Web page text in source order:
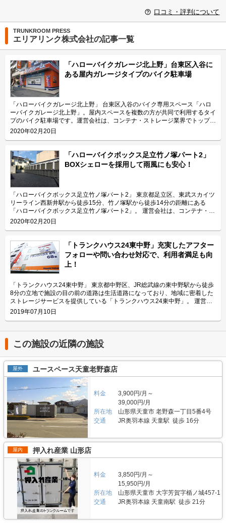
口コミ・評判について
TRUNKROOM PRESS
エリアリンク株式会社の記事一覧
「ハローバイクガレージ北上野」台東区入谷に
ある屋内ガレージタイプのバイク駐車場
「ハローバイクガレージ北上野」 台東区入谷のバイク専用スペース「ハロ
ーバイクガレージ北上野」。屋内スペースを複数の方が共同で利用するタイ
プのバイク駐車場です。運営会社は、コンテナ・ストレージ業界でトップレ
ベルのシェアを誇り、東証マザーズにも上場しているエリアリンク株式会
社。 今回は、エリアリンク株式会社が運営している「ハローバイクガレー
ージ北上野」の特長を教えてください。 東京メトロ日比谷線の入谷駅から
徒歩4分、JR山手線の鶯谷駅から徒歩10分の場所に位置する「ハローバイク
ガレージ北上野」。駅近なバイク駐車スペースであり、24時間365日ご利用
頂けます。広さ2.25帖・幅130cm・奥行き270cmのスペースをご用意して
おり、大型バイクの駐車にも対応可能です。また、屋内型トランクルーム
「ハローストレージ北上野」と隣接していてパーツやメンテナンス用品の収
納にご利用頂けます。ツーリングにお出掛する際にも大変便利です。 主に
どんな方がご利用されているのでしょうか？ 主に入谷駅周辺エリアを中心
とした近隣エリアの方々にご利用頂いています。「ハローバイクガレージ北
上野」は鶯谷や上野、稲荷町、田原町などからもアクセス良好なバイク専用
施設なので、近隣エリアのライダーから人気があります。大きめの駐車スペ
ースのため、アメリカンクルーザー、レーサー・スポーツタイプ、ビッグス
クーターなど、高級車や大型車の保管にもご利用頂いております。 セキュ
リティや安全面について教えてください。 「ハローバイクガレージ北上
野」は屋内タイプで雨風を防ぐことができ、また、電動シャッターや防犯カ
メラなどを設置しているためセキュリテイ面もしっかりしているので、盗難
やイタズラから愛車を守りたい、大切なバイクを雨風で汚したくない方にお
すすめです。 費用や契約について教えてください。 月額17,400円（税込）
の価格でバイク1台を駐車できます。施設の詳細な仕様については事前内覧
をおすすめ致します。ご契約の前に駐車スペースや立地など確認頂けます。
契約時はバイクのメーカー・車種・ナンバーを確認していますが、これから
バイクを購入する方はお問い合わせの際にお知らせください。時期によって
は使用料や事務手数料がお得になるキャンペーンも実施していますので、
LIFULLトランクルームのメール又は電話にてお問い合わせください。 編集
後記 「ハローバイクガレージ北上野」は駅から近くて万全なセキュリティ
はお早めにお問い合わせした方が良さそうだ。 運営会社は東証マザーズ上
場企業でもあるエリアリンク株式会社。2016年頃、西東京エリアで試験的
にはじめた駐車場タイプのバイクパーキングは当初ここまでの拡大を予想し
ていなかったとのことだが、順調に拡大を続け、現在、都内を中心に1,000
台分ほどスペースを管理している（2020年1月現在）。その運営ノウハウが
ある「ハローバイクガレージ北上野」は、誰もが安心して利用できる施設な
ので、愛車を守りたい近隣エリアの方は要チェックなスポットではないかと
思った。
2020年02月20日
「ハローバイクボックス足立竹ノ塚パート2」
BOXシェローを採用して雨風にも安心！
「ハローバイクボックス足立竹ノ塚パート2」 東京都足立区、東武スカイツ
リーライン西新井駅から徒歩15分、竹ノ塚駅から徒歩14分の距離にある
「ハローバイクボックス足立竹ノ塚パート2」。 運営会社は、コンテナ・ス
トレージ業界でトップレベルのシェアを誇り、東証マザーズにも上場してい
るエリアリンク株式会社です。 今回は、エリアリンク株式会社が運営して
ご紹介致します。 「ハローバイクボックス足立竹ノ塚パート2」の特長を教
えてください。 ボックスタイプの「ハローバイクボックス足立竹ノ塚パー
ト2」は、国道4号線から車でアクセスしやすい立地にある施設です。 広さ2
帖・幅110cm・奥行き252cm・高さ197cmのバイクボックスが17室ご用意
しており、24時間365日自由にご利用頂けます。 エリアリンク株式会社の
「ハローバイクボックス」は全国のライダー様から愛されているBOXシェ
ローを採用した施設のため、風雨による汚れや浸食に強いのが特長です。幅
広いラダーレールが付いており、バイクの乗り入れが簡単です。また、ボッ
クス内には棚を設置しておりますので、ヘルメットなどの小物を置くことも
可能です。パーツやメンテナンス用品も収納できるのでとても便利です。
主にどんな方がご利用されているのでしょうか？ 東武伊勢崎線やつくばエ
クスプレス線が通る足立区内にお住いのライダーの方を中心にご利用頂いて
おります。主にアメリカンクルーザーやビッグスクーター、レーサー・スポ
ーツタイプなど高級車又は大型車の保管が多くみられます。 セキュリティ
や安全面について教えてください。 「ハローバイクボックス足立竹ノ塚パ
ート2」はBOXシェローを採用した施設のため屋外タイプのバイクパーキン
グと違って雨風を防ぐことができ、盗難のリスクも抑えることができます。
各バイクボックスにバイクを収納するタイプなので、他の方のバイクを気に
する必要がありません。セキュリティ面としてバイクボックスの扉に南京錠
をつけており、安心してバイクを保管できる収納スペースです。また、施設
内には外灯照明も完備していますので、夜間でもバイクを出し入れしやすい
環境です。 費用や契約について教えてください。 月額11,300円（税込）の
価格でバイクボックスをご利用頂けます。「ハローバイクボックス足立竹ノ
塚パート2」は施設見学が可能なので、バイクボックスの大きさや立地が気
になる方は見学を申し込みください。契約時はバイクのナンバーを確認して
います。これからバイクを購入する方はお問い合わせの際にお知らせくださ
い。時期によっては月額使用料や事務手数料がお得になるキャンペーンも実
施していますので、LIFULLトランクルームの施設詳細ページをご覧くださ
い。 編集後記 現在、都内を中心に約1,000台（2020年1月現在）のバイク専
用スペースを管理しているエリアリンク株式会社。2016年頃、西東京エリ
アで試験的にはじめた駐車場タイプのバイクパーキングは当初ここまでの拡
大を予想していなかったとのことだが、順調に拡大を続けているという。人
気施設の一つである足立区の「ハローバイクボックス足立竹ノ塚パート2」
は、風雨による汚れや浸食防止に強いBOXシェローを採用しており、東証
マザーズ上場企業が運営しているバイク専用のスペースなので、安心して利
2020年02月20日
「トランクハウス24東中野」充実したアフター
フォローや問い合わせ対応で、利用者満足も向
上！
「トランクハウス24東中野」 東京都中野区、JR総武線の東中野駅から徒歩
8分の立地で施設の目の前の道路は生活道路になっており、地域に密着した
ストレージサービスを提供している「トランクハウス24東中野」。 運営会
社はエリアリンク株式会社。コンテナ・ストレージ業界でトップシェアを誇
り、東証マザーズにも上場している会社です。全国に展開しているレンタル
に利用されています。 今回は、エリアリンク株式会社が運営している「ト
ランクハウス24東中野」の特徴や利用用途の傾向、会社の想いなどをご紹
介します。 トランクハウス24東中野の特徴を教えてください。 2018年12
月にオープンした「トランクハウス24東中野」。1階〜4階まで1軒まるごと
トランクルームで、部屋の大きさは0.9帖のコンパクトサイズから9.8帖の大
きいサイズまで展開しています。24時間365日利用でき、セキュリティも空
調も最新設備を整えているため、衣類・本・季節物などの荷物から大型家具
や機材・備品など法人利用まで幅広い用途にご利用いただけます。 主にど
んな方がご利用されているのでしょうか？ お客様は店舗から1.5キロ圏内に
お住いの方がほとんどです。他社であれば3キロ圏内程か車で移動する場所
にあることが多いのですが、「トランクハウス24」は住宅街の生活道路に
面しているため地域に密着した運営ができています（ご自宅から車で荷物を
運送するサービスも利用可能）。また、利用用途で多いのはファミリー層の
他、都心の店舗は一人暮らしの若い方や女性、法人企業にも利用いただいて
います。任意に調査したユーザーインタビューでは「一度使うと便利さが分
かった」という声も多く、衣類や本などの趣味や生活用品を自宅以外の押入
れに入れておく感覚で中長期的に利用されている傾向があります。 セキュ
リティや安全面について教えてください。 トランクハウス24で細心の注意
を払っているのが空気の流れ。外が寒いから中は暖かくではなく、結露やカ
ビができないように温度調整が必要で、その鍵を握るのが、各階に数点設置
しているサーキュレーター。風を送り込み部屋の空気を循環させることで荷
物を保管するのに最適な環境を1年中作り出しています。また、トランクハ
ウス24東中野店では、スマートキーや専用アプリによる鍵の解錠施錠にも
対応。警備会社と契約をしているため、万が一のことがあっても対応できる
2019年07月10日
この施設の近隣の施設
屋外 ユースペース天童老野森店
料金
3,900円/月～
39,000円/月
所在地
山形県天童市 老野森一丁目5番4号
交通
JR奥羽本線 天童駅 徒歩 16分
屋内 押入れ産業 山形店
料金
3,850円/月～
15,950円/月
所在地
山形県天童市 大字芳賀字楯ノ城457-1
交通
JR奥羽本線 天童南駅 徒歩 21分